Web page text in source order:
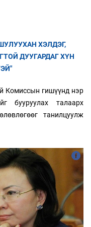
ХЭЛДЭГ,
ДУУГАРДАГ ХҮН
Комиссын гишүүнд нэр
бууруулах талаарх
танилцуулж